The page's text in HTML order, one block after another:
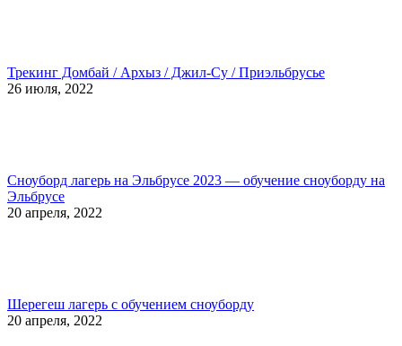
Трекинг Домбай / Архыз / Джил-Су / Приэльбрусье
26 июля, 2022
Сноуборд лагерь на Эльбрусе 2023 — обучение сноуборду на
Эльбрусе
20 апреля, 2022
Шерегеш лагерь с обучением сноуборду
20 апреля, 2022